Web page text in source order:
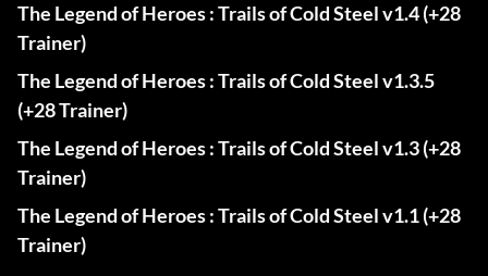
The Legend of Heroes : Trails of Cold Steel v1.4 (+28
Trainer)
The Legend of Heroes : Trails of Cold Steel v1.3.5
(+28 Trainer)
The Legend of Heroes : Trails of Cold Steel v1.3 (+28
Trainer)
The Legend of Heroes : Trails of Cold Steel v1.1 (+28
Trainer)